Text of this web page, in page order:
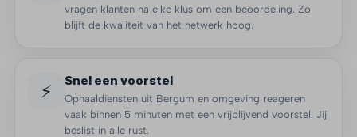
vragen klanten na elke klus om een beoordeling. Zo
blijft de kwaliteit van het netwerk hoog.
⚡ Snel een voorstel
Ophaaldiensten uit Bergum en omgeving reageren
vaak binnen 5 minuten met een vrijblijvend voorstel. Jij
beslist in alle rust.